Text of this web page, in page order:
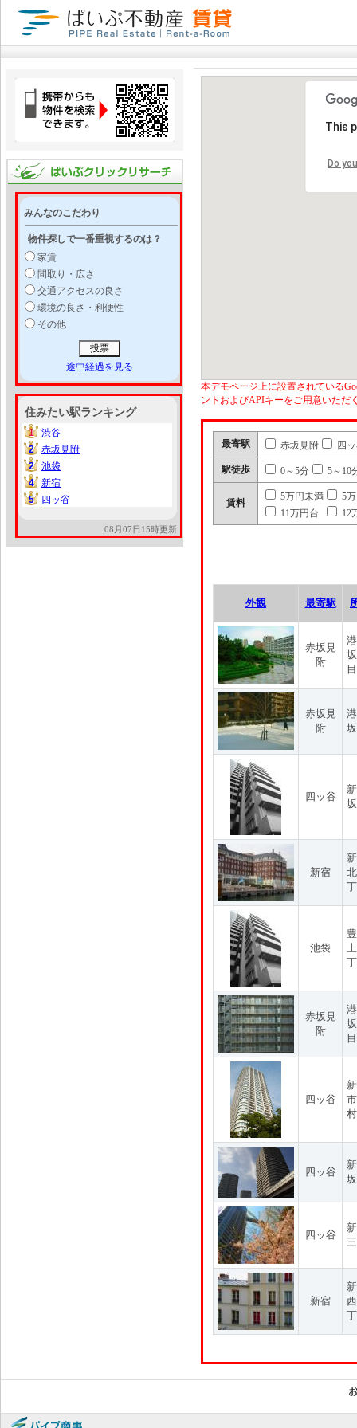
みんなのこだわり
物件探しで一番重視するのは？
家賃
間取り・広さ
交通アクセスの良さ
環境の良さ・利便性
その他
途中経過を見る
住みたい駅ランキング
1
1
渋谷
2
2
赤坂見附
2
2
池袋
4
4
新宿
5
5 四ッ谷
08月07日15時更新
This
Do
本デモページ上に設置されている
ントおよびAPIキーをご用意いただ
最寄駅 赤坂見附 四
駅徒歩 0～5分 5～10
賃料
5万円未満
5
11万円台
12
外観 最寄駅
赤坂見
附
目
赤坂見
附
四ッ谷
新宿
池袋
赤坂見
附
目
四ッ谷
四ッ谷
四ッ谷
新宿